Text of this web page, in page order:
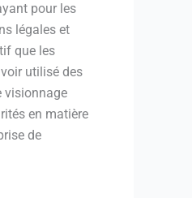
pour les
légales et
que les
utilisé des
visionnage
en matière
de